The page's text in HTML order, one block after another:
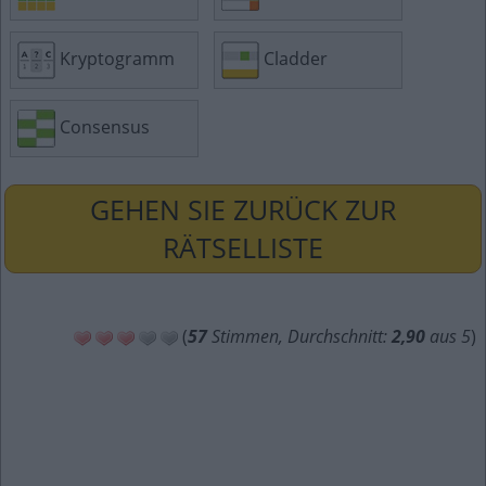
Kryptogramm Cladder
Consensus
GEHEN SIE ZURÜCK ZUR
RÄTSELLISTE
(57Stimmen, Durchschnitt: 2,90 aus 5)